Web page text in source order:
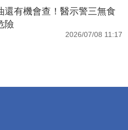
還有機會查！醫示警三無食
險
2026/07/08 11:17